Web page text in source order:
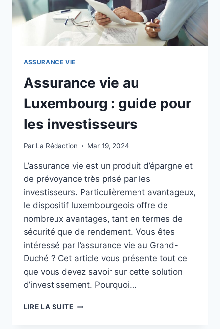
ASSURANCE VIE
Assurance vie au
Luxembourg : guide pour
les investisseurs
Par La Rédaction Mar 19, 2024
L’assurance vie est un produit d’épargne et
de prévoyance très prisé par les
investisseurs. Particulièrement avantageux,
le dispositif luxembourgeois offre de
nombreux avantages, tant en termes de
sécurité que de rendement. Vous êtes
intéressé par l’assurance vie au Grand-
Duché ? Cet article vous présente tout ce
que vous devez savoir sur cette solution
d’investissement. Pourquoi…
LIRE LA SUITEASSURANCE